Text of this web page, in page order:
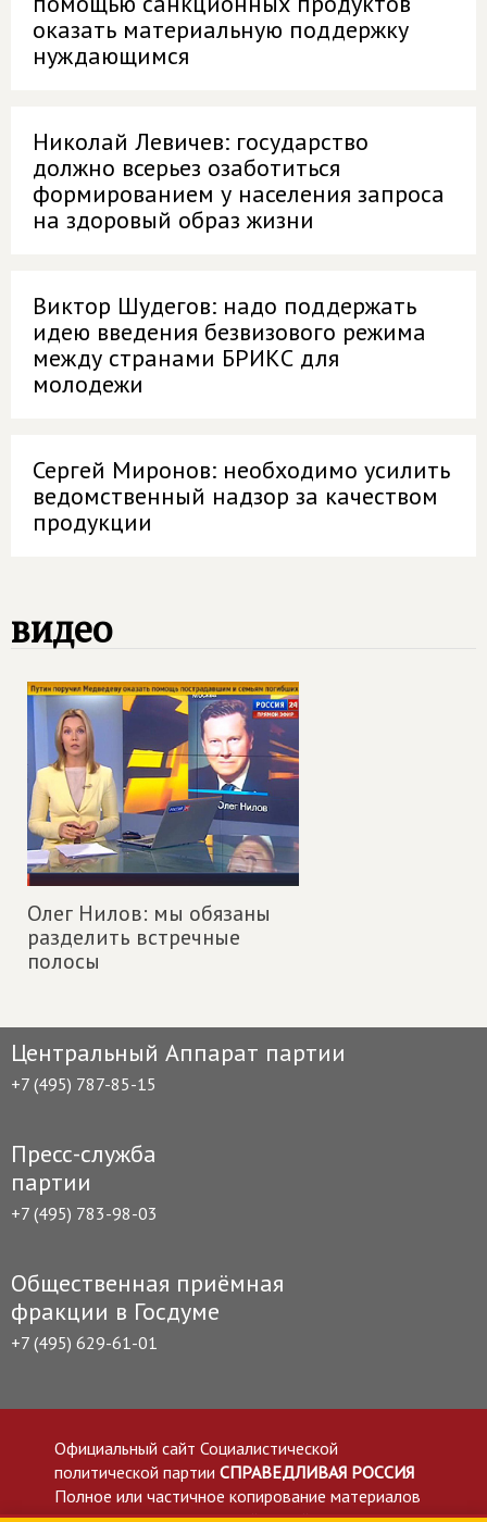
оказать материальную поддержку
нуждающимся
Николай Левичев: государство
должно всерьез озаботиться
формированием у населения запроса
на здоровый образ жизни
Виктор Шудегов: надо поддержать
идею введения безвизового режима
между странами БРИКС для
молодежи
Сергей Миронов: необходимо усилить
ведомственный надзор за качеством
продукции
видео
Олег Нилов: мы обязаны
разделить встречные
полосы
Центральный Аппарат партии
+7 (495) 787-85-15
Пресс-служба
партии
+7 (495) 783-98-03
Общественная приёмная
фракции в Госдуме
+7 (495) 629-61-01
Официальный сайт Социалистической
политической партии СПРАВЕДЛИВАЯ РОССИЯ
Полное или частичное копирование материалов